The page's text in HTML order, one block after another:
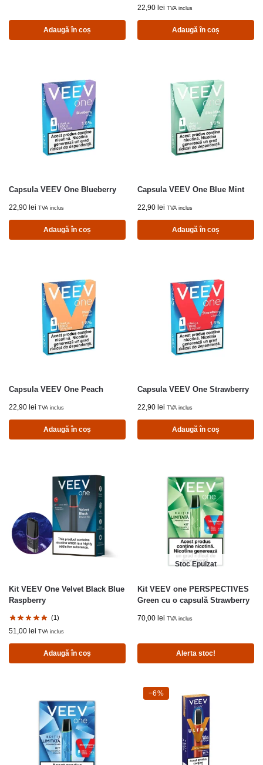
Adaugă în coș
22,90 lei TVA inclus
Adaugă în coș
Capsula VEEV One Blueberry
22,90 lei TVA inclus
Adaugă în coș
Capsula VEEV One Blue Mint
22,90 lei TVA inclus
Adaugă în coș
Capsula VEEV One Peach
22,90 lei TVA inclus
Adaugă în coș
Capsula VEEV One Strawberry
22,90 lei TVA inclus
Adaugă în coș
Kit VEEV One Velvet Black Blue
Raspberry
(1)
51,00 lei TVA inclus
Adaugă în coș
Stoc Epuizat
Kit VEEV one PERSPECTIVES
Green cu o capsulă Strawberry
70,00 lei TVA inclus
Alerta stoc!
-6%
−6%